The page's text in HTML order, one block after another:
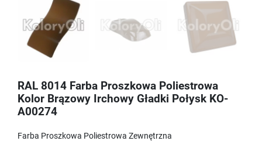
RAL 8014 Farba Proszkowa Poliestrowa
Kolor Brązowy Irchowy Gładki Połysk KO-
A00274
Farba Proszkowa Poliestrowa Zewnętrzna